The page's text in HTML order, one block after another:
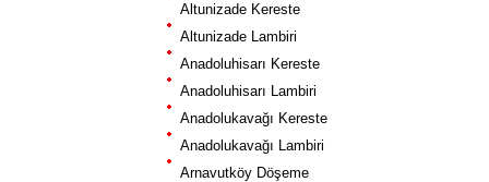
Altunizade Kereste
Altunizade Lambiri
Anadoluhisarı Kereste
Anadoluhisarı Lambiri
Anadolukavağı Kereste
Anadolukavağı Lambiri
Arnavutköy Döşeme